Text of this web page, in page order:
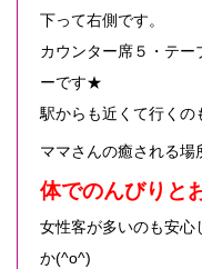
下って右側です。
カウンター席５・テー
ーです★
駅からも近くて行くの
ママさんの癒される場
体でのんびりと
女性客が多いのも安心
か(^o^)